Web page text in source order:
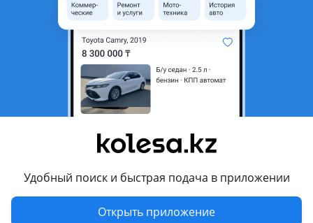
Удобный поиск и быстрая подача в приложении
Открыть приложение
Оригинальность
Оригинал
ST-22448-31U01
Подходит на авто
1998 - 2003 A33, 1997 - 2000 A32 рестайлинг, 1994 - 1996 A32
Nissan Maxima
1998 - 2000 A32 рестайлинг, 1995 - 2000 A32